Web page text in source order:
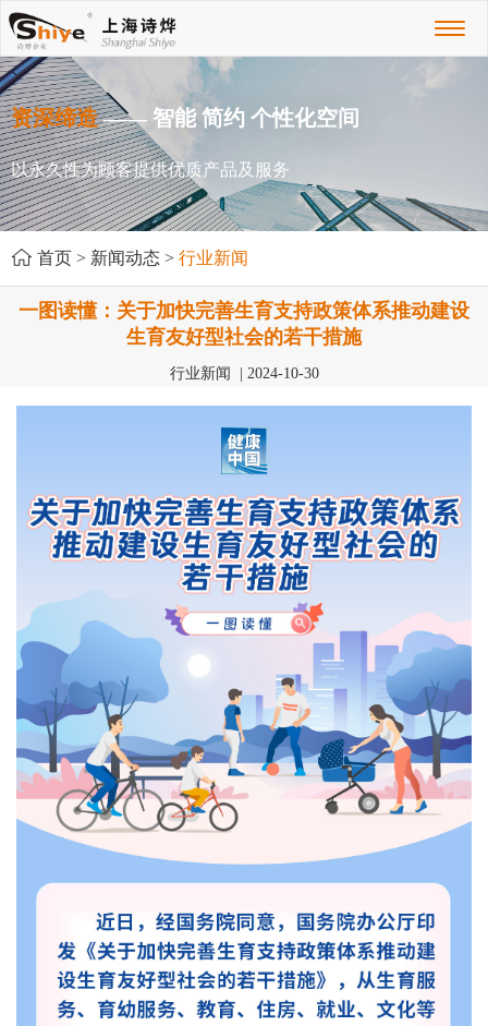
资深缔造—— 智能 简约 个性化空间
以永久性为顾客提供优质产品及服务
首页 > 新闻动态 > 行业新闻
一图读懂：关于加快完善生育支持政策体系推动建设
生育友好型社会的若干措施
行业新闻 | 2024-10-30